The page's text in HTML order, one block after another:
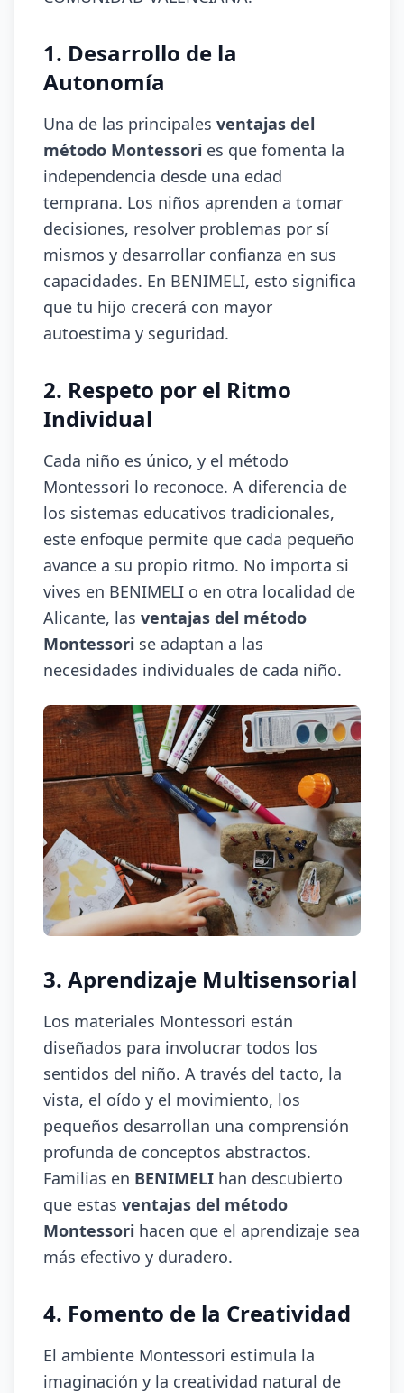
1. Desarrollo de la
Autonomía
Una de las principales ventajas del
método Montessori es que fomenta la
independencia desde una edad
temprana. Los niños aprenden a tomar
decisiones, resolver problemas por sí
mismos y desarrollar confianza en sus
capacidades. En BENIMELI, esto significa
que tu hijo crecerá con mayor
autoestima y seguridad.
2. Respeto por el Ritmo
Individual
Cada niño es único, y el método
Montessori lo reconoce. A diferencia de
los sistemas educativos tradicionales,
este enfoque permite que cada pequeño
avance a su propio ritmo. No importa si
vives en BENIMELI o en otra localidad de
Alicante, las ventajas del método
Montessori se adaptan a las
necesidades individuales de cada niño.
3. Aprendizaje Multisensorial
Los materiales Montessori están
diseñados para involucrar todos los
sentidos del niño. A través del tacto, la
vista, el oído y el movimiento, los
pequeños desarrollan una comprensión
profunda de conceptos abstractos.
Familias en BENIMELI han descubierto
que estas ventajas del método
Montessori hacen que el aprendizaje sea
más efectivo y duradero.
4. Fomento de la Creatividad
El ambiente Montessori estimula la
imaginación y la creatividad natural de